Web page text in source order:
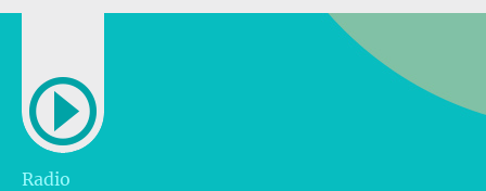
Radio